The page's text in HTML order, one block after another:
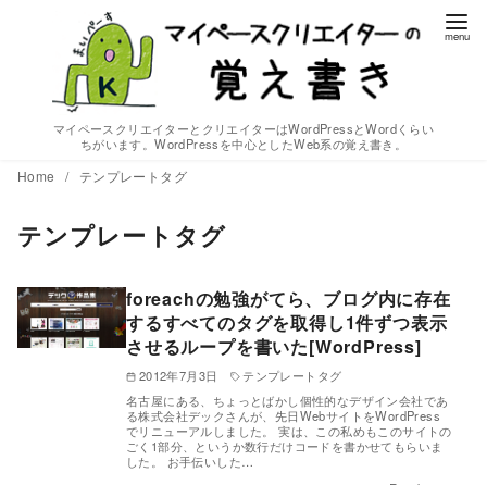
マイペースクリエイターとクリエイターはWordPressとWordくらい
ちがいます。WordPressを中心としたWeb系の覚え書き。
Home テンプレートタグ
テンプレートタグ
foreachの勉強がてら、ブログ内に存在
するすべてのタグを取得し1件ずつ表示
させるループを書いた[WordPress]
2012年7月3日
テンプレートタグ
名古屋にある、ちょっとばかし個性的なデザイン会社であ
る株式会社デックさんが、先日WebサイトをWordPress
でリニューアルしました。 実は、この私めもこのサイトの
ごく1部分、というか数行だけコードを書かせてもらいま
した。 お手伝いした…